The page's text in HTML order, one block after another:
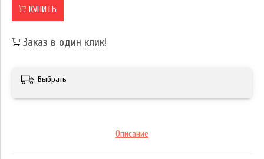
КУПИТЬ
Заказ в один клик!
Выбрать
Описание